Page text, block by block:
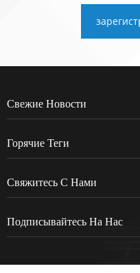
Свежие Новости
Горячие Теги
Свяжитесь С Нами
Подписывайтесь На Нас